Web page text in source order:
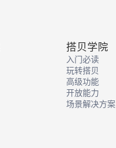
搭贝学院
入门必读
玩转搭贝
高级功能
开放能力
场景解决方案